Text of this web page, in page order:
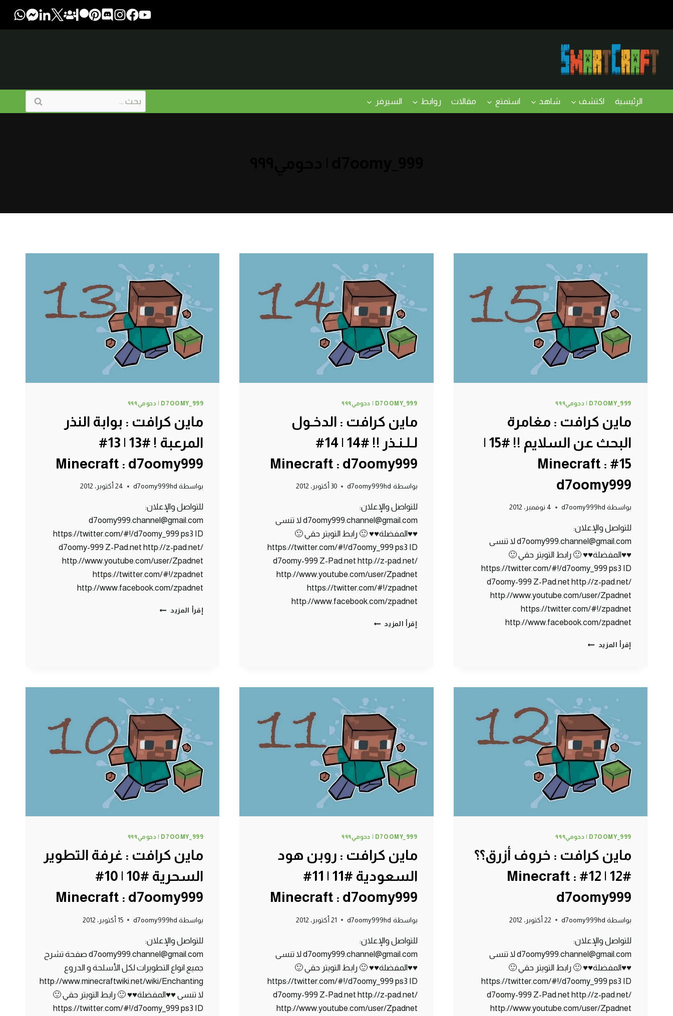
الرئيسية اكتشف شاهد استمتع مقالات روابط السيرفر
البحث
عن:
D7OOMY_999 | دحومي٩٩٩
ماين كرافت : مغامرة
البحث عن السلايم !! #15 |
15# Minecraft :
d7oomy999
بواسطة d7oomy999hd 4 نوفمبر، 2012
للتواصل والإعلان:
d7oomy999.channel@gmail.com لا تنسى
♥♥المفضلة♥♥ 🙂 رابط التويتر حقي 🙂
https://twitter.com/#!/d7oomy_999 ps3 ID
d7oomy-999 Z-Pad.net http://z-pad.net/
http://www.youtube.com/user/Zpadnet
https://twitter.com/#!/zpadnet
http://www.facebook.com/zpadnet
إقرأ المزيد ماين
السلايم
!!
|
15#
MINECRAFT
:
D7OOMY999
D7OOMY_999 | دحومي٩٩٩
ماين كرافت : الدخـول
لـلـنـذر !! #14 | 14#
Minecraft : d7oomy999
بواسطة d7oomy999hd 30 أكتوبر، 2012
للتواصل والإعلان:
d7oomy999.channel@gmail.com لا تنسى
♥♥المفضلة♥♥ 🙂 رابط التويتر حقي 🙂
https://twitter.com/#!/d7oomy_999 ps3 ID
d7oomy-999 Z-Pad.net http://z-pad.net/
http://www.youtube.com/user/Zpadnet
https://twitter.com/#!/zpadnet
http://www.facebook.com/zpadnet
إقرأ المزيد ماين
MINECRAFT
D7OOMY999
D7OOMY_999 | دحومي٩٩٩
ماين كرافت : بوابة النذر
المرعبة ! #13 | 13#
Minecraft : d7oomy999
بواسطة d7oomy999hd 24 أكتوبر، 2012
للتواصل والإعلان:
d7oomy999.channel@gmail.com
https://twitter.com/#!/d7oomy_999 ps3 ID
d7oomy-999 Z-Pad.net http://z-pad.net/
http://www.youtube.com/user/Zpadnet
https://twitter.com/#!/zpadnet
http://www.facebook.com/zpadnet
إقرأ المزيد ماين
13#
MINECRAFT
D7OOMY999
D7OOMY_999 | دحومي٩٩٩
ماين كرافت : خروف أزرق؟؟
#12 | 12# Minecraft :
d7oomy999
بواسطة d7oomy999hd 22 أكتوبر، 2012
للتواصل والإعلان:
d7oomy999.channel@gmail.com لا تنسى
♥♥المفضلة♥♥ 🙂 رابط التويتر حقي 🙂
https://twitter.com/#!/d7oomy_999 ps3 ID
d7oomy-999 Z-Pad.net http://z-pad.net/
http://www.youtube.com/user/Zpadnet
D7OOMY_999 | دحومي٩٩٩
ماين كرافت : روبن هود
السعودية #11 | 11#
Minecraft : d7oomy999
بواسطة d7oomy999hd 21 أكتوبر، 2012
للتواصل والإعلان:
d7oomy999.channel@gmail.com لا تنسى
♥♥المفضلة♥♥ 🙂 رابط التويتر حقي 🙂
https://twitter.com/#!/d7oomy_999 ps3 ID
d7oomy-999 Z-Pad.net http://z-pad.net/
http://www.youtube.com/user/Zpadnet
D7OOMY_999 | دحومي٩٩٩
ماين كرافت : غرفة التطوير
السحرية #10 | 10#
Minecraft : d7oomy999
بواسطة d7oomy999hd 15 أكتوبر، 2012
للتواصل والإعلان:
d7oomy999.channel@gmail.com صفحة تشرح
جميع انواع التطويرات لكل الأسلحة و الدروع
http://www.minecraftwiki.net/wiki/Enchanting
لا تنسى ♥♥المفضلة♥♥ 🙂 رابط التويتر حقي 🙂
https://twitter.com/#!/d7oomy_999 ps3 ID